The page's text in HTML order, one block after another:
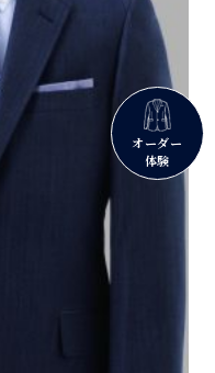
オーダー
体験